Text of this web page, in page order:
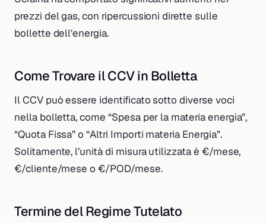
prezzi del gas, con ripercussioni dirette sulle
bollette dell’energia.
Come Trovare il CCV in Bolletta
Il CCV può essere identificato sotto diverse voci
nella bolletta, come “Spesa per la materia energia”,
“Quota Fissa” o “Altri Importi materia Energia”.
Solitamente, l’unità di misura utilizzata è €/mese,
€/cliente/mese o €/POD/mese.
Termine del Regime Tutelato